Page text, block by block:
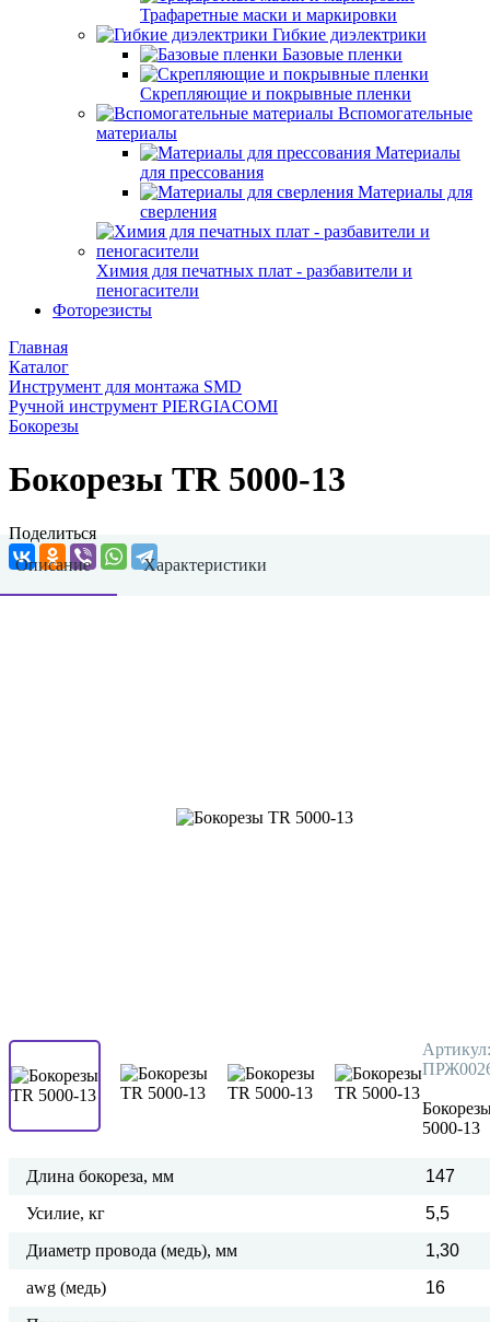
Трафаретные маски и маркировки
Гибкие диэлектрики
Базовые пленки
Скрепляющие и покрывные пленки
Вспомогательные
материалы
Материалы
для прессования
Материалы для
сверления
Химия для печатных плат - разбавители и
пеногасители
Фоторезисты
Главная
Каталог
Инструмент для монтажа SMD
Ручной инструмент PIERGIACOMI
Бокорезы
Бокорезы TR 5000-13
Поделиться
Описание
Характеристики
Артикул:
5000-13
Длина бокореза, мм
147
Усилие, кг
5,5
Диаметр провода (медь), мм
1,30
awg (медь)
16